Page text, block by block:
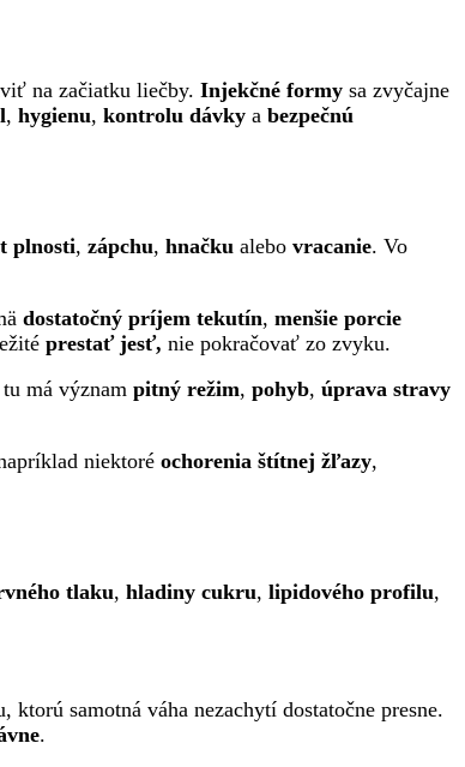
na začiatku liečby. Injekčné formy sa zvyčajne
, hygienu, kontrolu dávky a bezpečnú
plnosti, zápchu, hnačku alebo vracanie. Vo
dostatočný príjem tekutín, menšie porcie
prestať jesť, nie pokračovať zo zvyku.
má význam pitný režim, pohyb, úprava stravy
niektoré ochorenia štítnej žľazy,
tlaku, hladiny cukru, lipidového profilu,
ktorú samotná váha nezachytí dostatočne presne.
.